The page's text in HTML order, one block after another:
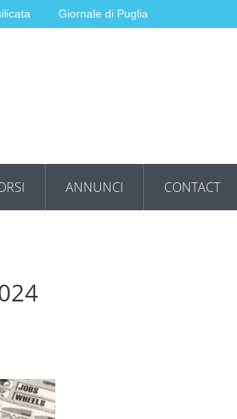
Giornale di Puglia
ANNUNCI CONTACT